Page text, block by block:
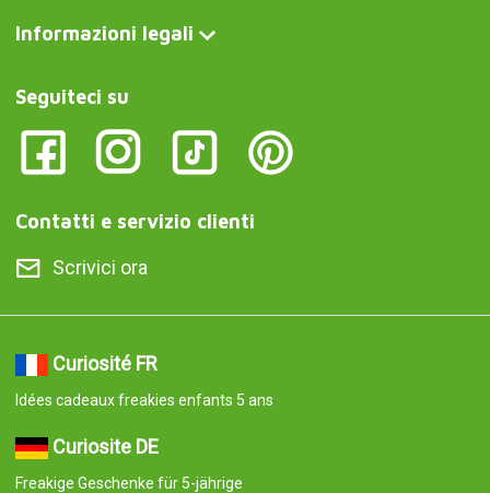
Informazioni legali
Seguiteci su
Contatti e servizio clienti
Scrivici ora
Curiosité FR
Idées cadeaux freakies enfants 5 ans
Curiosite DE
Freakige Geschenke für 5-jährige